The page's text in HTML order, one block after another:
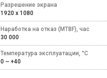
Разрешение экрана
1920 x 1080
Наработка на отказ (MTBF), час
30 000
Температура эксплуатации, °C
0 ~ +40